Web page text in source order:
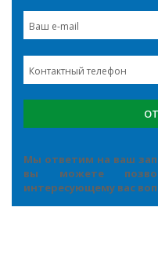
Мы ответим на ваш
вы можете
интересующему вас